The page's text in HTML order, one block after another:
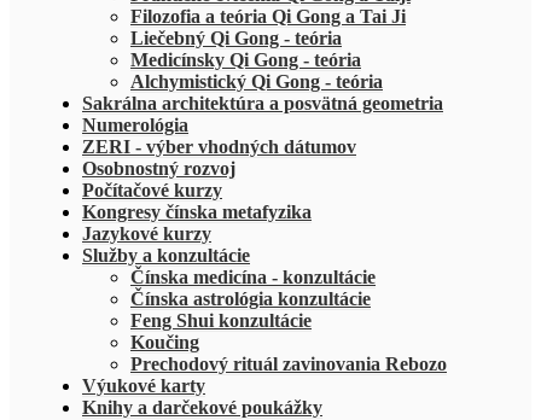
Filozofia a teória Qi Gong a Tai Ji
Liečebný Qi Gong - teória
Medicínsky Qi Gong - teória
Alchymistický Qi Gong - teória
Sakrálna architektúra a posvätná geometria
Numerológia
ZERI - výber vhodných dátumov
Osobnostný rozvoj
Počítačové kurzy
Kongresy čínska metafyzika
Jazykové kurzy
Služby a konzultácie
Čínska medicína - konzultácie
Čínska astrológia konzultácie
Feng Shui konzultácie
Koučing
Prechodový rituál zavinovania Rebozo
Výukové karty
Knihy a darčekové poukážky